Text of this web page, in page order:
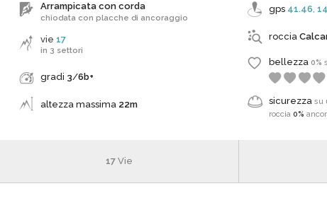
Arrampicata con corda
chiodata con placche di ancoraggio
vie 17
in 3 settori
gradi 3/6b+
altezza massima 22m
gps 41.46,
roccia
bellezza 0%
sicurezzasu
roccia0%
17 Vie